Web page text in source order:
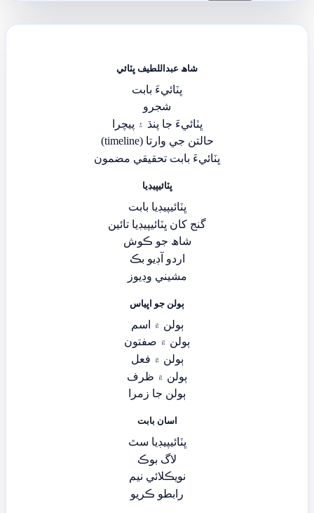
شاھ عبداللطيف ڀٽائي
ڀٽائيءَ بابت
شجرو
ڀٽائيءَ جا پنڌ ۽ پيچرا
حالتن جي وارتا (timeline)
ڀٽائيءَ بابت تحقيقي مضمون
ڀٽائيپيڊيا
ڀٽائيپيڊيا بابت
گنج کان ڀٽائيپيڊيا تائين
شاھ جو ڪوش
اردو آڊيو بڪ
مشيني وڊيوز
ٻولن جو اڀياس
ٻولن ۾ اسم
ٻولن ۾ صفتون
ٻولن ۾ فعل
ٻولن ۾ ظرف
ٻولن جا زمرا
اسان بابت
ڀٽائيپيڊيا سٿ
لاگ بوڪ
نويڪلائي نيم
رابطو ڪريو